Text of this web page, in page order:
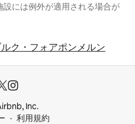
には例外が適用される場合が
ク・フォアポンメルン
Inc.
利用規約